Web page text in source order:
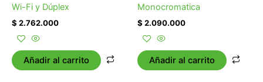
Wi-Fi y Dúplex
$ 2.762.000
Añadir al carrito
Monocromatica
$ 2.090.000
Añadir al carrito